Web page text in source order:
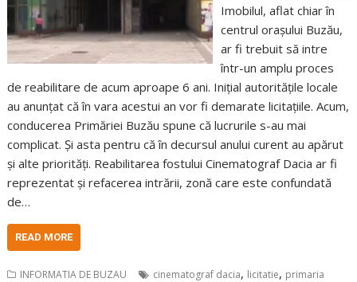
Imobilul, aflat chiar în
centrul orașului Buzău,
ar fi trebuit să intre
într-un amplu proces
de reabilitare de acum aproape 6 ani. Inițial autoritățile locale
au anunțat că în vara acestui an vor fi demarate licitațiile. Acum,
conducerea Primăriei Buzău spune că lucrurile s-au mai
complicat. Și asta pentru că în decursul anului curent au apărut
și alte priorități. Reabilitarea fostului Cinematograf Dacia ar fi
reprezentat și refacerea intrării, zonă care este confundată
de…
READ MORE
INFORMATIA DE BUZAU cinematograf dacia, licitatie, primaria